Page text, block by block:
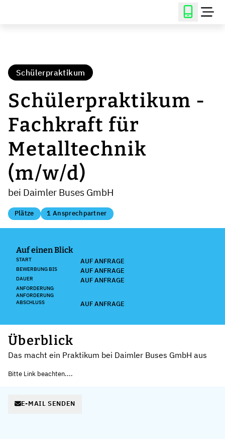
Schülerpraktikum
Schülerpraktikum -
Fachkraft für
Metalltechnik
(m/w/d)
bei Daimler Buses GmbH
Plätze 1 Ansprechpartner
Auf einen Blick
START AUF ANFRAGE
BEWERBUNG BIS AUF ANFRAGE
DAUER AUF ANFRAGE
ANFORDERUNG
ANFORDERUNG
ABSCHLUSS
AUF ANFRAGE
Überblick
Das macht ein Praktikum bei Daimler Buses GmbH aus
Bitte Link beachten....
E-MAIL SENDEN